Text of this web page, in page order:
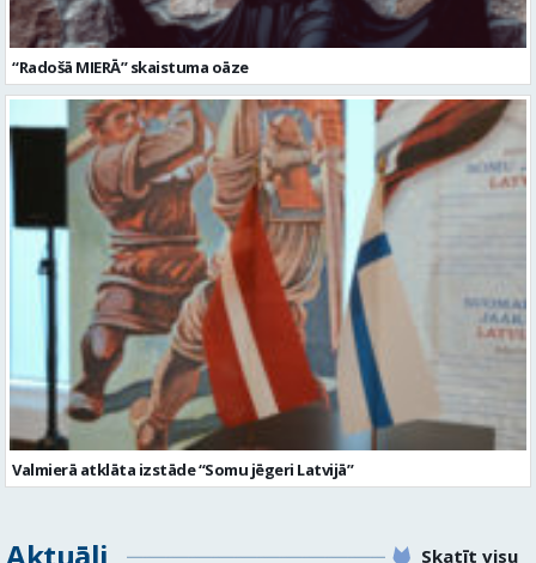
“Radošā MIERĀ” skaistuma oāze
Valmierā atklāta izstāde “Somu jēgeri Latvijā”
Skatīt visu